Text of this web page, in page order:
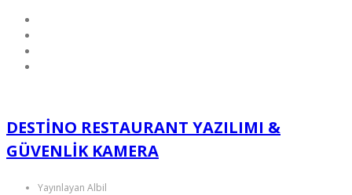
DESTINO RESTAURANT YAZILIMI &
GÜVENLIK KAMERA
Yayınlayan Albil